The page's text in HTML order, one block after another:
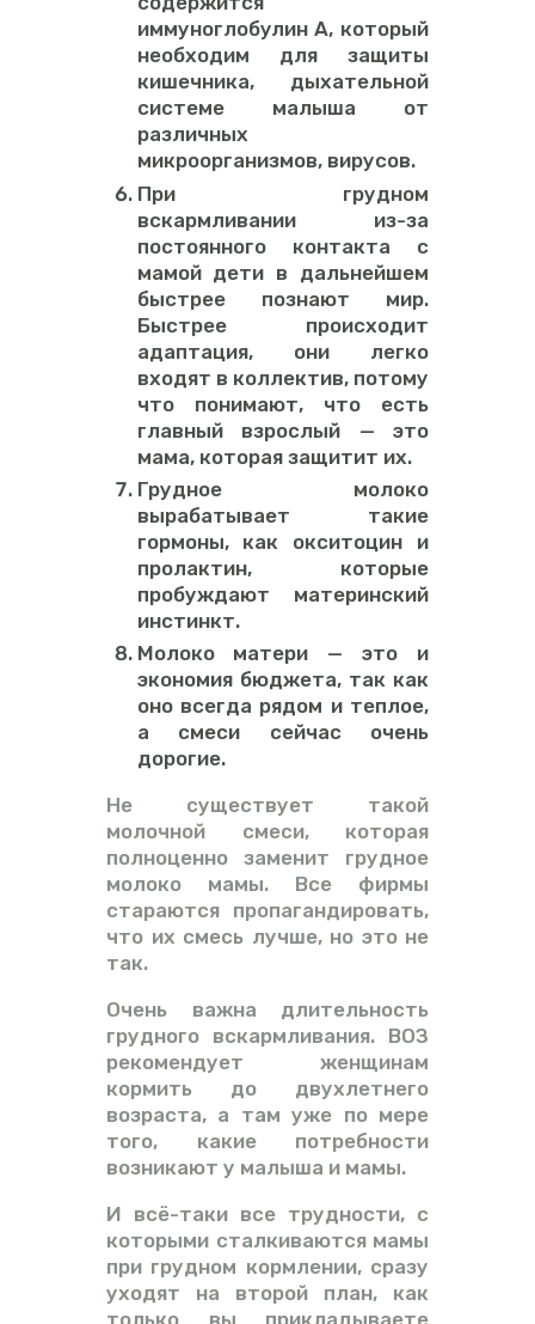
иммуноглобулин А, который
необходим для защиты
кишечника, дыхательной
системе малыша от
различных
микроорганизмов, вирусов.
При грудном
вскармливании из-за
постоянного контакта с
мамой дети в дальнейшем
быстрее познают мир.
Быстрее происходит
адаптация, они легко
входят в коллектив, потому
что понимают, что есть
главный взрослый — это
мама, которая защитит их.
Грудное молоко
вырабатывает такие
гормоны, как окситоцин и
пролактин, которые
пробуждают материнский
инстинкт.
Молоко матери — это и
экономия бюджета, так как
оно всегда рядом и теплое,
а смеси сейчас очень
дорогие.
Не существует такой
молочной смеси, которая
полноценно заменит грудное
молоко мамы. Все фирмы
стараются пропагандировать,
что их смесь лучше, но это не
так.
Очень важна длительность
грудного вскармливания. ВОЗ
рекомендует женщинам
кормить до двухлетнего
возраста, а там уже по мере
того, какие потребности
возникают у малыша и мамы.
И всё-таки все трудности, с
которыми сталкиваются мамы
при грудном кормлении, сразу
уходят на второй план, как
только вы прикладываете